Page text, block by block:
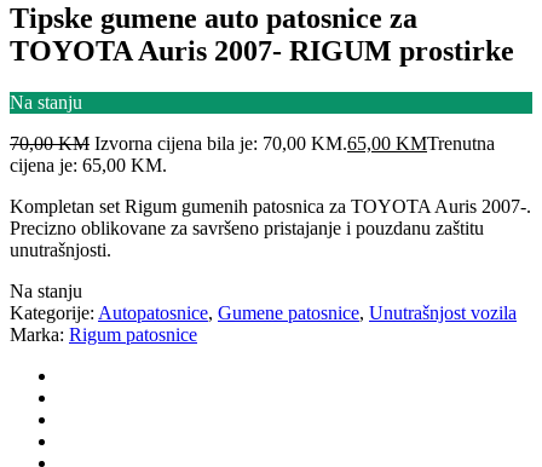
Tipske gumene auto patosnice za
TOYOTA Auris 2007- RIGUM prostirke
Na stanju
70,00KM Izvorna cijena bila je: 70,00 KM.65,00 KMTrenutna
cijena je: 65,00 KM.
Kompletan set Rigum gumenih patosnica za TOYOTA Auris 2007-.
Precizno oblikovane za savršeno pristajanje i pouzdanu zaštitu
unutrašnjosti.
Na stanju
Kategorije: Autopatosnice, Gumene patosnice, Unutrašnjost vozila
Marka: Rigum patosnice